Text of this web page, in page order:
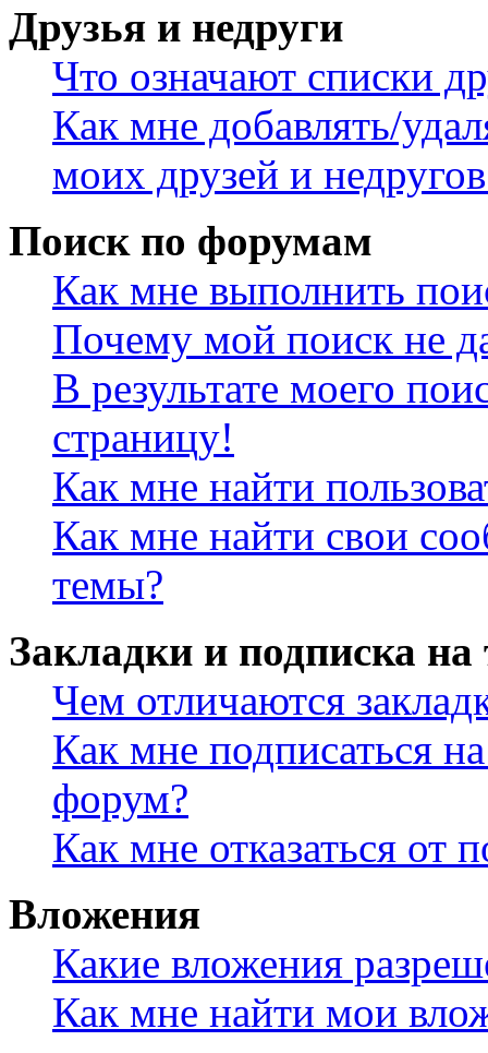
Друзья и недруги
Что означают списки
Как мне добавлять/
моих друзей и
Поиск по форумам
Как мне выполнить
Почему мой поиск не
В результате моего
страницу!
Как мне найти
Как мне найти свои
темы?
Закладки и подписка
Чем отличаются
Как мне подписаться
форум?
Как мне отказаться от
Вложения
Какие вложения
Как мне найти мои